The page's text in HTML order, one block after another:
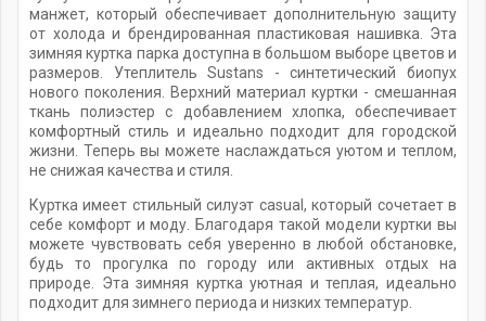
манжет, который обеспечивает дополнительную защиту
от холода и брендированная пластиковая нашивка. Эта
зимняя куртка парка доступна в большом выборе цветов и
размеров. Утеплитель Sustans - синтетический биопух
нового поколения. Верхний материал куртки - смешанная
ткань полиэстер с добавлением хлопка, обеспечивает
комфортный стиль и идеально подходит для городской
жизни. Теперь вы можете наслаждаться уютом и теплом,
не снижая качества и стиля.
Куртка имеет стильный силуэт casual, который сочетает в
себе комфорт и моду. Благодаря такой модели куртки вы
можете чувствовать себя уверенно в любой обстановке,
будь то прогулка по городу или активных отдых на
природе. Эта зимняя куртка уютная и теплая, идеально
подходит для зимнего периода и низких температур.